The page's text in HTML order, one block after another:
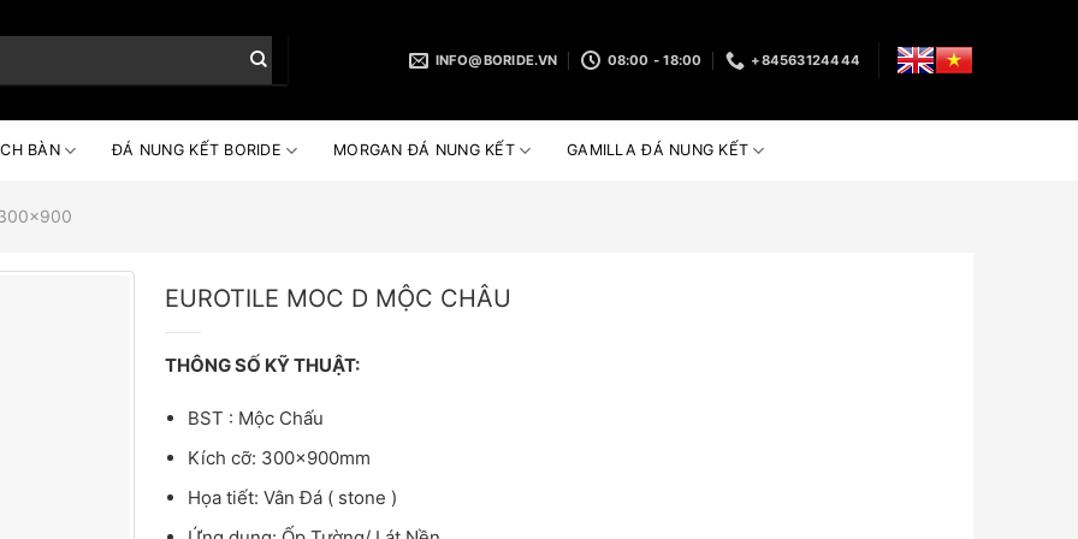
INFO@BORIDE.VN 08:00 - 18:00 +84563124444
BÀN ĐÁ NUNG KẾT BORIDE MORGAN ĐÁ NUNG KẾT GAMILLA ĐÁ NUNG KẾT
EUROTILE MOC D MỘC CHÂU
THÔNG SỐ KỸ THUẬT:
BST : Mộc Chấu
Kích cỡ: 300x900mm
Họa tiết: Vân Đá ( stone )